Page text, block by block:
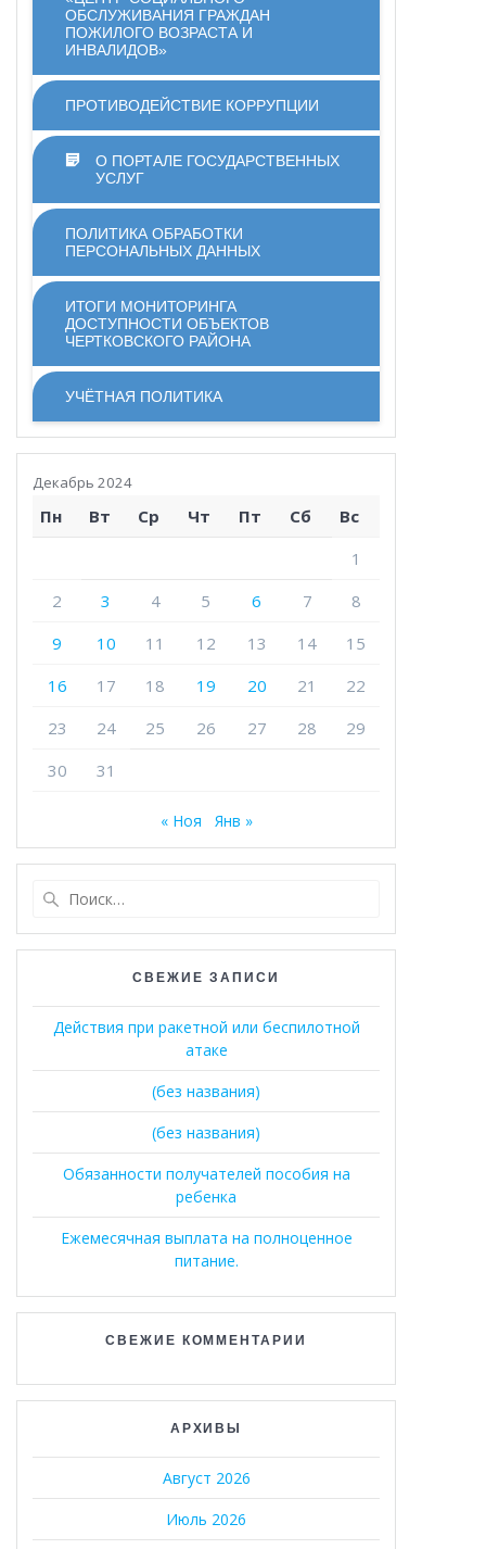
ОБСЛУЖИВАНИЯ ГРАЖДАН
ПОЖИЛОГО ВОЗРАСТА И
ИНВАЛИДОВ»
ПРОТИВОДЕЙСТВИЕ КОРРУПЦИИ
О ПОРТАЛЕ ГОСУДАРСТВЕННЫХ
УСЛУГ
ПОЛИТИКА ОБРАБОТКИ
ПЕРСОНАЛЬНЫХ ДАННЫХ
ИТОГИ МОНИТОРИНГА
ДОСТУПНОСТИ ОБЪЕКТОВ
ЧЕРТКОВСКОГО РАЙОНА
УЧЁТНАЯ ПОЛИТИКА
Декабрь 2024
Пн Вт Ср Чт Пт Сб
Вс
1
2
3 4 5 6 7
8
9
10 11 12 13 14
15
16
17 18 19 20 21
22
23
24 25 26 27 28
29
30
31
« Ноя Янв »
СВЕЖИЕ ЗАПИСИ
Действия при ракетной или беспилотной
атаке
(без названия)
(без названия)
Обязанности получателей пособия на
ребенка
Ежемесячная выплата на полноценное
питание.
СВЕЖИЕ КОММЕНТАРИИ
АРХИВЫ
Август 2026
Июль 2026